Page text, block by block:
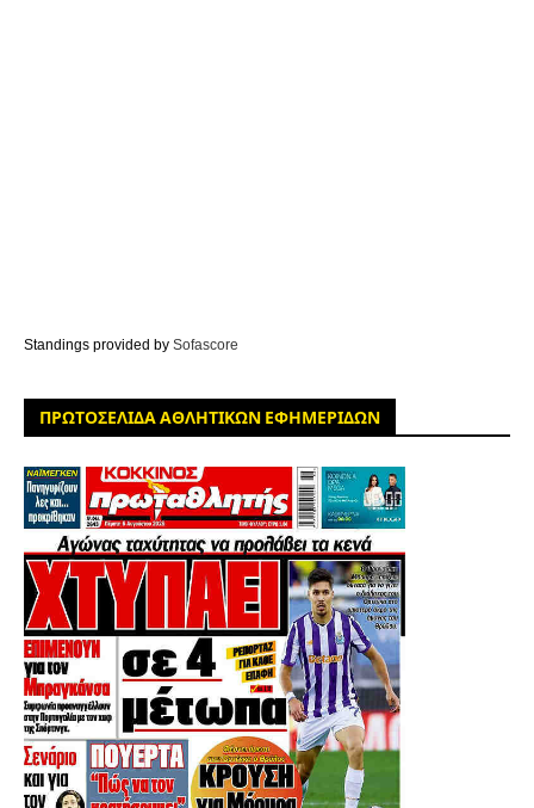
Standings provided by Sofascore
ΠΡΩΤΟΣΕΛΙΔΑ ΑΘΛΗΤΙΚΩΝ ΕΦΗΜΕΡΙΔΩΝ